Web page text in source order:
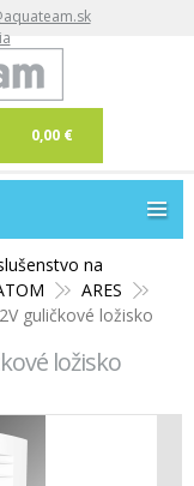
0,00 €
na
ARES
guličkové ložisko
ložisko